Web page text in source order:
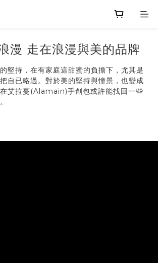
漫 走在浪漫與美的品牌
堅持，在有家庭這甜蜜的負擔下，尤其是
自已略過。對於美的堅持與憧景，也變成
艾拉蔓(Alamain)手創包或許能找回一些